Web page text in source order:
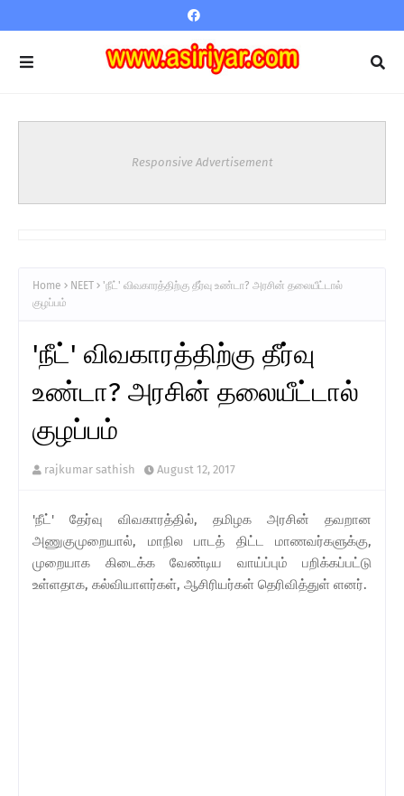
Responsive Advertisement
Home NEET
'நீட்' விவகாரத்திற்கு தீர்வு உண்டா? அரசின் தலையீட்டால்
குழப்பம்
'நீட்' விவகாரத்திற்கு தீர்வு
உண்டா? அரசின் தலையீட்டால்
குழப்பம்
rajkumar sathish August 12, 2017
'நீட்' தேர்வு விவகாரத்தில், தமிழக அரசின் தவறான
அணுகுமுறையால், மாநில பாடத் திட்ட மாணவர்களுக்கு,
முறையாக கிடைக்க வேண்டிய வாய்ப்பும் பறிக்கப்பட்டு
உள்ளதாக, கல்வியாளர்கள், ஆசிரியர்கள் தெரிவித்துள் ளனர்.